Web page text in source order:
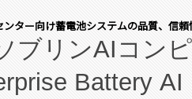
社の実績ある
(FCCM™) プ
オ医薬品製造
ター向け蓄電池システムの品質、信
ブリンAIコン
Battery